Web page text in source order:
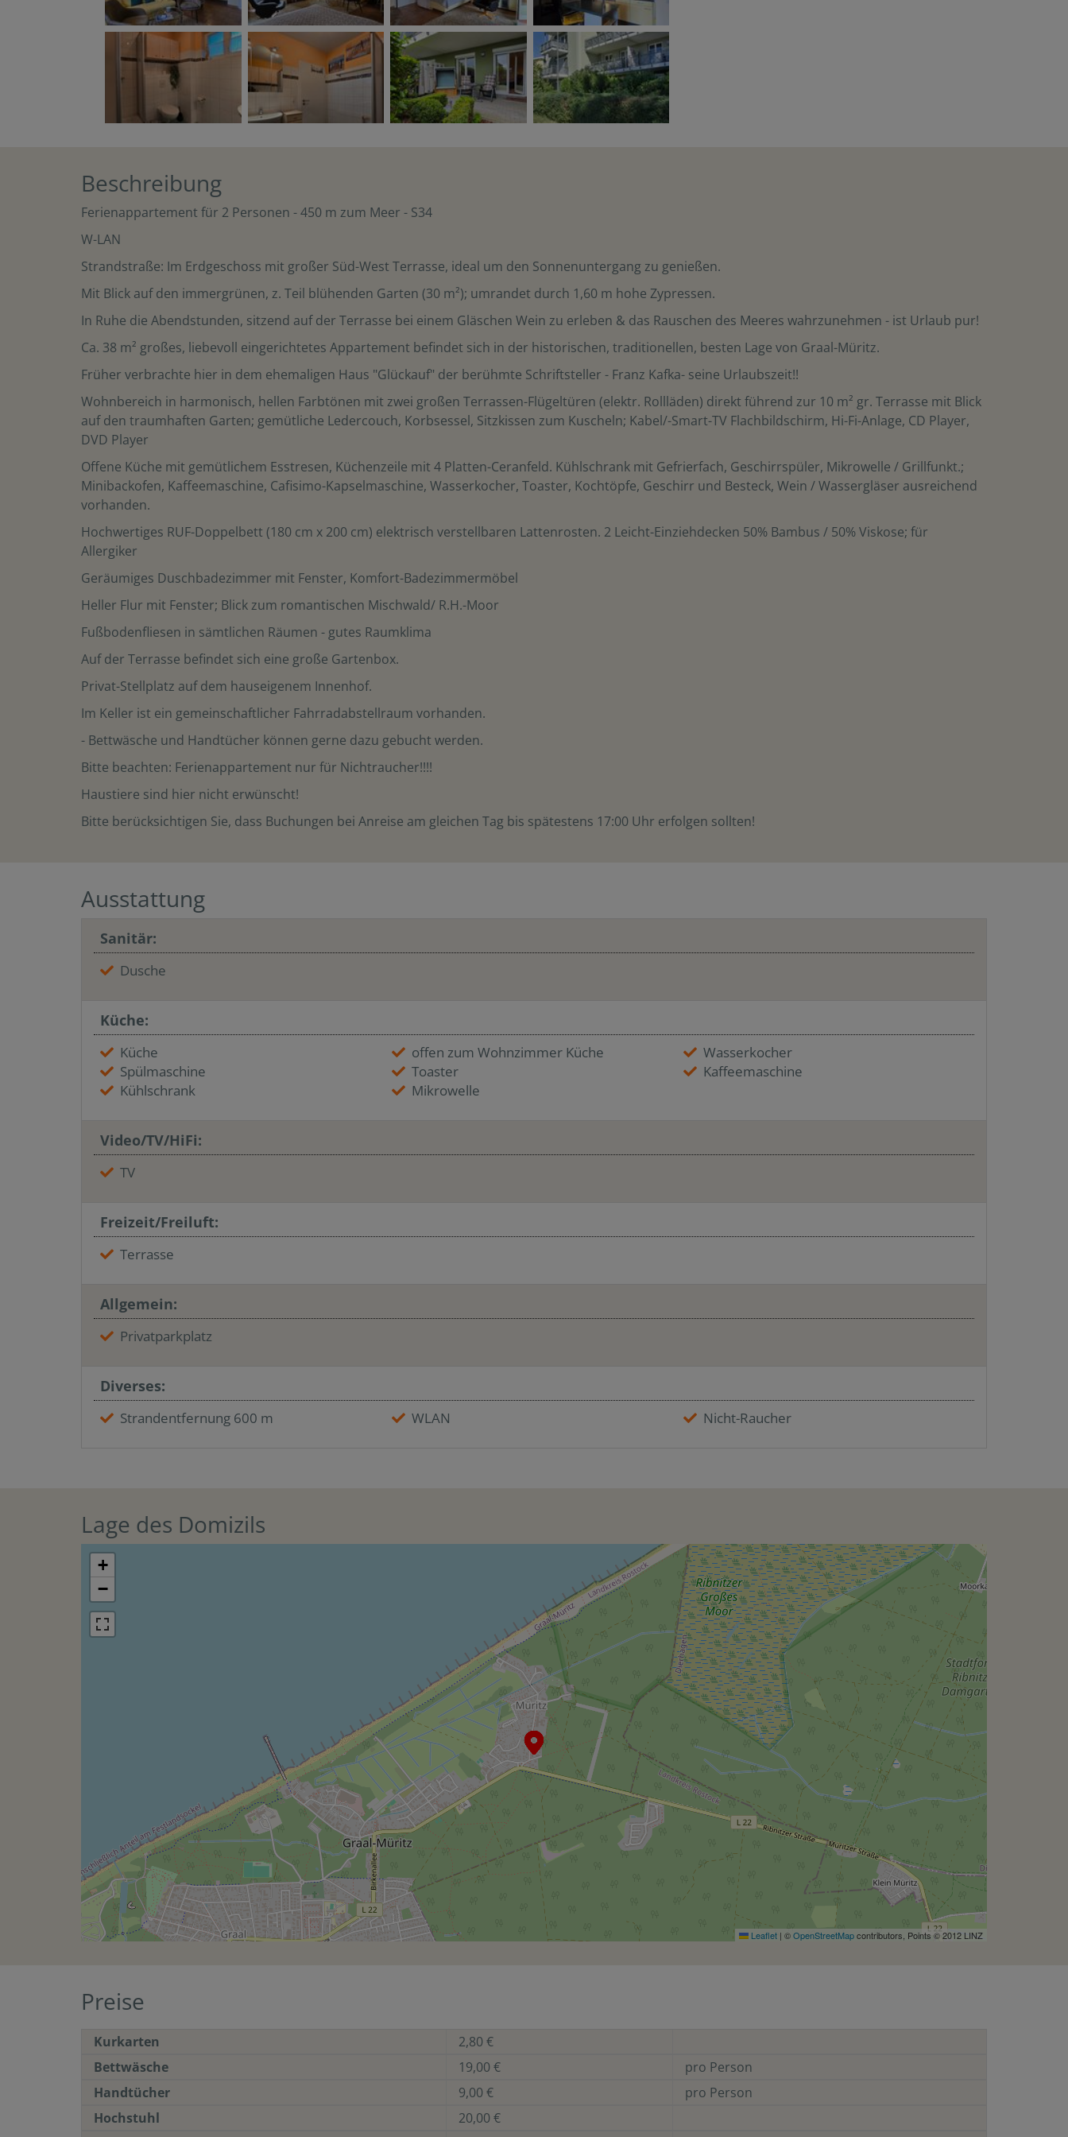
Beschreibung
Ferienappartement für 2 Personen - 450 m zum Meer - S34
W-LAN
Strandstraße: Im Erdgeschoss mit großer Süd-West Terrasse, ideal um den Sonnenuntergang zu genießen.
Mit Blick auf den immergrünen, z. Teil blühenden Garten (30 m²); umrandet durch 1,60 m hohe Zypressen.
In Ruhe die Abendstunden, sitzend auf der Terrasse bei einem Gläschen Wein zu erleben & das Rauschen des Meeres wahrzunehmen - ist Urlaub pur!
Ca. 38 m² großes, liebevoll eingerichtetes Appartement befindet sich in der historischen, traditionellen, besten Lage von Graal-Müritz.
Früher verbrachte hier in dem ehemaligen Haus "Glückauf" der berühmte Schriftsteller - Franz Kafka- seine Urlaubszeit!!
Wohnbereich in harmonisch, hellen Farbtönen mit zwei großen Terrassen-Flügeltüren (elektr. Rollläden) direkt führend zur 10 m² gr. Terrasse mit Blick
auf den traumhaften Garten; gemütliche Ledercouch, Korbsessel, Sitzkissen zum Kuscheln; Kabel/-Smart-TV Flachbildschirm, Hi-Fi-Anlage, CD Player,
DVD Player
Offene Küche mit gemütlichem Esstresen, Küchenzeile mit 4 Platten-Ceranfeld. Kühlschrank mit Gefrierfach, Geschirrspüler, Mikrowelle / Grillfunkt.;
Minibackofen, Kaffeemaschine, Cafisimo-Kapselmaschine, Wasserkocher, Toaster, Kochtöpfe, Geschirr und Besteck, Wein / Wassergläser ausreichend
vorhanden.
Hochwertiges RUF-Doppelbett (180 cm x 200 cm) elektrisch verstellbaren Lattenrosten. 2 Leicht-Einziehdecken 50% Bambus / 50% Viskose; für
Allergiker
Geräumiges Duschbadezimmer mit Fenster, Komfort-Badezimmermöbel
Heller Flur mit Fenster; Blick zum romantischen Mischwald/ R.H.-Moor
Fußbodenfliesen in sämtlichen Räumen - gutes Raumklima
Auf der Terrasse befindet sich eine große Gartenbox.
Privat-Stellplatz auf dem hauseigenem Innenhof.
Im Keller ist ein gemeinschaftlicher Fahrradabstellraum vorhanden.
- Bettwäsche und Handtücher können gerne dazu gebucht werden.
Bitte beachten: Ferienappartement nur für Nichtraucher!!!!
Haustiere sind hier nicht erwünscht!
Bitte berücksichtigen Sie, dass Buchungen bei Anreise am gleichen Tag bis spätestens 17:00 Uhr erfolgen sollten!
Ausstattung
Sanitär:
Dusche
Küche:
Küche offen zum Wohnzimmer Küche
Wasserkocher
Spülmaschine
Toaster
Kaffeemaschine
Kühlschrank
Mikrowelle
Video/TV/HiFi:
TV
Freizeit/Freiluft:
Terrasse
Allgemein:
Privatparkplatz
Diverses:
Strandentfernung 600 m WLAN Nicht-Raucher
Lage des Domizils
+
−
Leaflet | ©OpenStreetMapcontributors, Points © 2012 LINZ
Preise
Kurkarten
2,80 €
Bettwäsche
19,00 €
pro Person
Handtücher
9,00 €
pro Person
Hochstuhl
20,00 €